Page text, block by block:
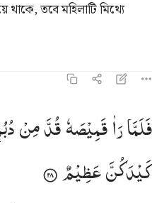
তবে মহিলাটি মিথ্যে
فلما راى قميصه قد من دبر قال
فَلَمَّا رَءَا قَمِيصَهُۥ قُدَّ مِن دُبُرٍۢ
فَلَمَّارَاٰقَمِیْصَهٗقُدَّمِنْ
كَیْدَكُنَّعَظِیْمٌ